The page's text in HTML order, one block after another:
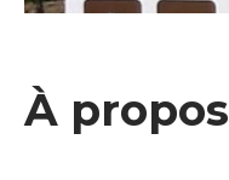
À propos